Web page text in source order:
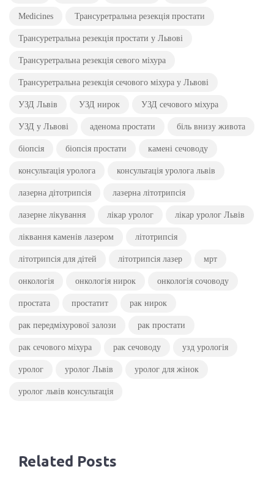
Medicines Трансуретральна резекція простати
Трансуретральна резекція простати у Львові
Трансуретральна резекція севого міхура
Трансуретральна резекція сечового міхура у Львові
УЗД Львів УЗД нирок УЗД сечового міхура
УЗД у Львові аденома простати біль внизу живота
біопсія біопсія простати камені сечоводу
консультація уролога консультація уролога львів
лазерна дітотрипсія лазерна літотрипсія
лазерне лікування лікар уролог лікар уролог Львів
ліквання каменів лазером літотрипсія
літотрипсія для дітей літотрипсія лазер мрт
онкологія онкологія нирок онкологія сочоводу
простата простатит рак нирок
рак передміхурової залози рак простати
рак сечового міхура рак сечоводу узд урологія
уролог уролог Львів уролог для жінок
уролог львів консультація
Related Posts